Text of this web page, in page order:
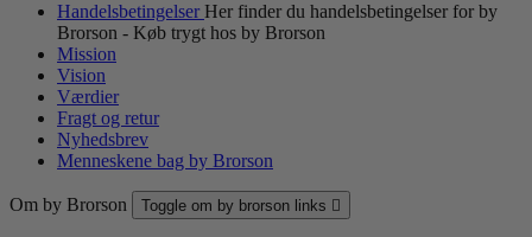
Handelsbetingelser Her finder du handelsbetingelser for by
Brorson - Køb trygt hos by Brorson
Mission
Vision
Værdier
Fragt og retur
Nyhedsbrev
Menneskene bag by Brorson
Om by Brorson Toggle om by brorson links 